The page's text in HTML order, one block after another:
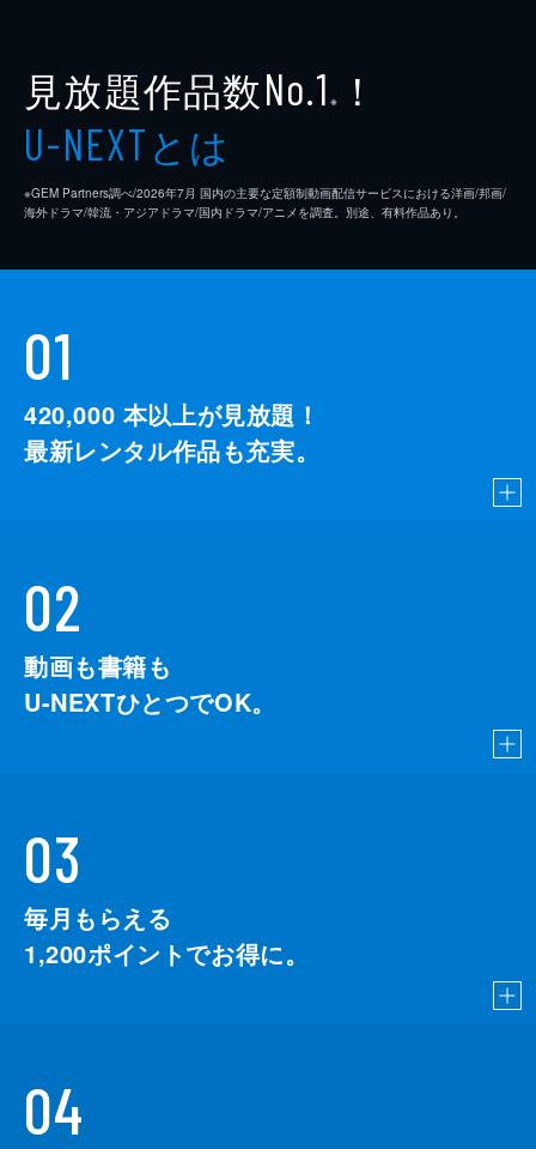
見放題作品数No.1 ※ ！
U-NEXTとは
※GEM Partners調べ/2026年7⽉ 国内の主要な定額制動画配信サービスにおける洋画/邦画/
海外ドラマ/韓流・アジアドラマ/国内ドラマ/アニメを調査。別途、有料作品あり。
01
420,000 本以上が見放題！
最新レンタル作品も充実。
02
動画も書籍も
U-NEXTひとつでOK。
03
毎月もらえる
1,200ポイントでお得に。
04